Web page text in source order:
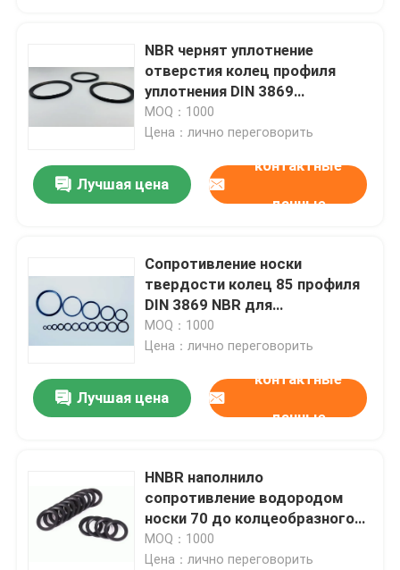
NBR чернят уплотнение
отверстия колец профиля
уплотнения DIN 3869
резиновое для подшипников
MOQ：1000
Цена：лично переговорить
Лучшая цена
контактные
данные
Сопротивление носки
твердости колец 85 профиля
DIN 3869 NBR для
автомобильной
промышленности
MOQ：1000
Цена：лично переговорить
Лучшая цена
контактные
данные
HNBR наполнило
сопротивление водородом
носки 70 до колцеобразного
уплотнения нитрила
твердость 90
MOQ：1000
Цена：лично переговорить